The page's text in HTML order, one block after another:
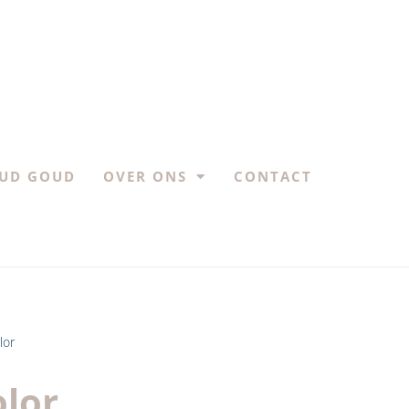
GOUD OVER ONS CONTACT